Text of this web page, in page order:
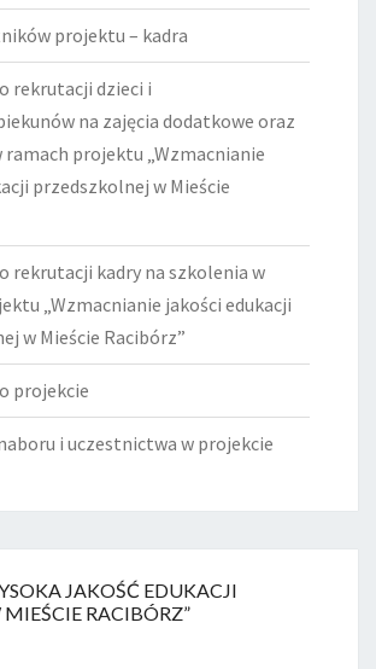
projektu – kadra
rekrutacji dzieci i
na zajęcia dodatkowe oraz
projektu „Wzmacnianie
przedszkolnej w Mieście
rekrutacji kadry na szkolenia w
„Wzmacnianie jakości edukacji
w Mieście Racibórz”
projekcie
i uczestnictwa w projekcie
JAKOŚĆ EDUKACJI
RACIBÓRZ”